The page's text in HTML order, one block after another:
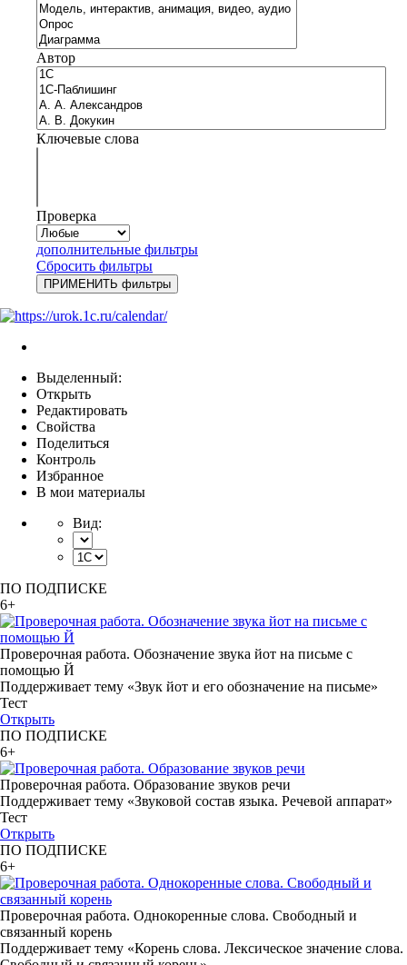
Автор
Ключевые слова
Проверка
дополнительные фильтры
Сбросить фильтры
Выделенный:
Открыть
Редактировать
Свойства
Поделиться
Контроль
Избранное
В мои материалы
Вид:
ПО ПОДПИСКЕ
6+
Проверочная работа. Обозначение звука йот на письме с
помощью Й
Поддерживает тему «Звук йот и его обозначение на письме»
Тест
Открыть
ПО ПОДПИСКЕ
6+
Проверочная работа. Образование звуков речи
Поддерживает тему «Звуковой состав языка. Речевой аппарат»
Тест
Открыть
ПО ПОДПИСКЕ
6+
Проверочная работа. Однокоренные слова. Свободный и
связанный корень
Поддерживает тему «Корень слова. Лексическое значение слова.